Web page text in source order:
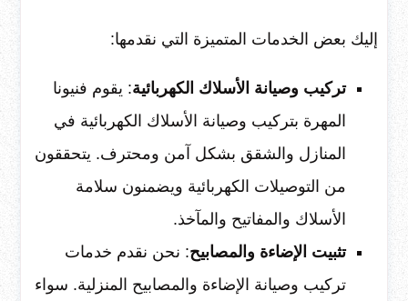
إليك بعض الخدمات المتميزة التي نقدمها:
تركيب وصيانة الأسلاك الكهربائية: يقوم فنيونا
المهرة بتركيب وصيانة الأسلاك الكهربائية في
المنازل والشقق بشكل آمن ومحترف. يتحققون
من التوصيلات الكهربائية ويضمنون سلامة
الأسلاك والمفاتيح والمآخذ.
تثبيت الإضاءة والمصابيح: نحن نقدم خدمات
تركيب وصيانة الإضاءة والمصابيح المنزلية. سواء